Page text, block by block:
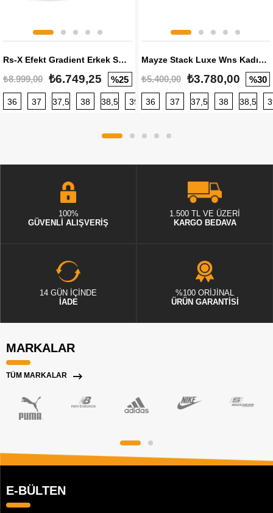
Rs-X Efekt Gradient Erkek Sneaker
₺8.999,00 ₺6.749,25 %25
36 37 37,5 38 38,5 39 40 40,5 41 42 42,5
Mayze Stack Luxe Wns Kadın Sneaker
₺5.400,00 ₺3.780,00 %30
36 37 37,5 38 38,5
100%
GÜVENLİ ALIŞVERİŞ
1.500 TL VE ÜZERİ
KARGO BEDAVA
14 GÜN İÇİNDE
İADE
%100 ORİJİNAL
ÜRÜN GARANTİSİ
MARKALAR
TÜM MARKALAR
E-BÜLTEN